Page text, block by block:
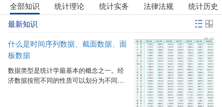
全部知识 统计理论 统计实务 法律法规
统计历史
最新知识
什么是时间序列数据、截面数据、面
板数据
数据类型是统计学最基本的概念之一。经
济数据按照不同的性质可以划分为不同的